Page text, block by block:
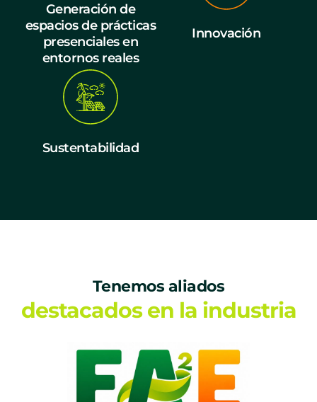
Generación de
espacios de prácticas
presenciales en
entornos reales
Innovación
Sustentabilidad
Tenemos aliados
destacados en la industria